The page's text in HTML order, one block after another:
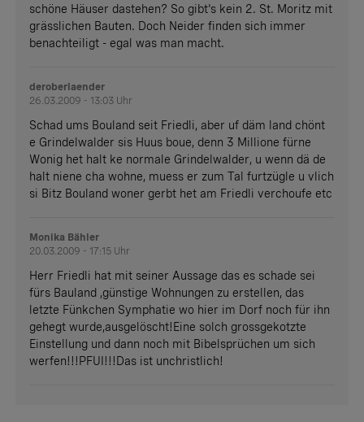
schöne Häuser dastehen? So gibt's kein 2. St. Moritz mit
grässlichen Bauten. Doch Neider finden sich immer
benachteiligt - egal was man macht.
deroberlaender
26.03.2009 - 13:03 Uhr
Schad ums Bouland seit Friedli, aber uf däm land chönt
e Grindelwalder sis Huus boue, denn 3 Millione fürne
Wonig het halt ke normale Grindelwalder, u wenn dä de
halt niene cha wohne, muess er zum Tal furtzügle u vlich
si Bitz Bouland woner gerbt het am Friedli verchoufe etc
Monika Bähler
20.03.2009 - 17:15 Uhr
Herr Friedli hat mit seiner Aussage das es schade sei
fürs Bauland ,günstige Wohnungen zu erstellen, das
letzte Fünkchen Symphatie wo hier im Dorf noch für ihn
gehegt wurde,ausgelöscht!Eine solch grossgekotzte
Einstellung und dann noch mit Bibelsprüchen um sich
werfen!!!PFUI!!!Das ist unchristlich!